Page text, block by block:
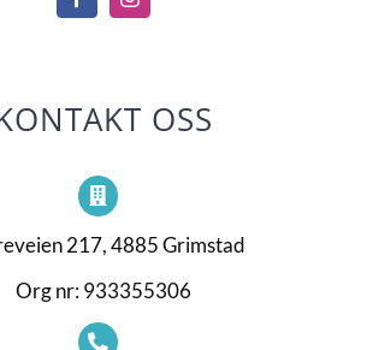
OSS
217, 4885 Grimstad
Org nr: 933355306